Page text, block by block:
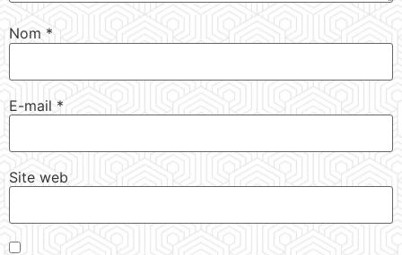
Nom *
E-mail *
Site web